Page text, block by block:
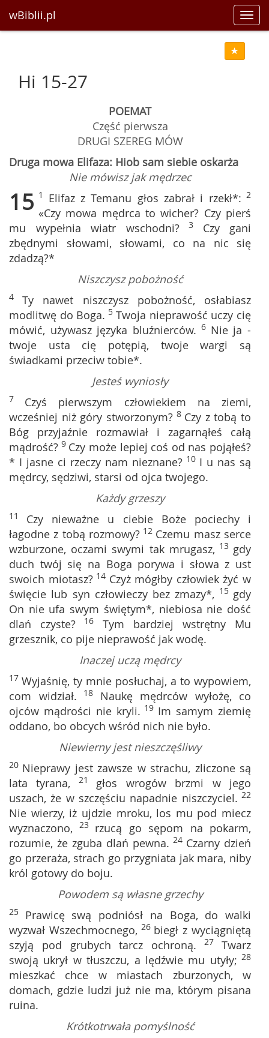
wBiblii.pl
Hi 15-27
POEMAT
Część pierwsza
DRUGI SZEREG MÓW
Druga mowa Elifaza: Hiob sam siebie oskarża
Nie mówisz jak mędrzec
15 1 Elifaz z Temanu głos zabrał i rzekł*: 2
«Czy mowa mędrca to wicher? Czy pierś
mu wypełnia wiatr wschodni?3 Czy gani
zbędnymi słowami, słowami, co na nic się
zdadzą?*
Niszczysz pobożność
4Ty nawet niszczysz pobożność, osłabiasz
modlitwę do Boga. 5 Twoja nieprawość uczy cię
mówić, używasz języka bluźnierców. 6 Nie ja -
twoje usta cię potępią, twoje wargi są
świadkami przeciw tobie*.
Jesteś wyniosły
7 Czyś pierwszym człowiekiem na ziemi,
wcześniej niż góry stworzonym?8 Czy z tobą to
Bóg przyjaźnie rozmawiał i zagarnąłeś całą
mądrość? 9 Czy może lepiej coś od nas pojąłeś?
* I jasne ci rzeczy nam nieznane? 10 I u nas są
mędrcy, sędziwi, starsi od ojca twojego.
Każdy grzeszy
11 Czy nieważne u ciebie Boże pociechy i
łagodne z tobą rozmowy?12 Czemu masz serce
wzburzone, oczami swymi tak mrugasz, 13 gdy
duch twój się na Boga porywa i słowa z ust
swoich miotasz?14 Czyż mógłby człowiek żyć w
święcie lub syn człowieczy bez zmazy*, 15 gdy
On nie ufa swym świętym*, niebiosa nie dość
dlań czyste? 16 Tym bardziej wstrętny Mu
grzesznik, co pije nieprawość jak wodę.
Inaczej uczą mędrcy
17 Wyjaśnię, ty mnie posłuchaj, a to wypowiem,
com widział. 18 Naukę mędrców wyłożę, co
ojców mądrości nie kryli. 19 Im samym ziemię
oddano, bo obcych wśród nich nie było.
Niewierny jest nieszczęśliwy
20 Nieprawy jest zawsze w strachu, zliczone są
lata tyrana, 21 głos wrogów brzmi w jego
uszach, że w szczęściu napadnie niszczyciel. 22
Nie wierzy, iż ujdzie mroku, los mu pod miecz
wyznaczono, 23 rzucą go sępom na pokarm,
rozumie, że zguba dlań pewna. 24 Czarny dzień
go przeraża, strach go przygniata jak mara, niby
król gotowy do boju.
Powodem są własne grzechy
25 Prawicę swą podniósł na Boga, do walki
wyzwał Wszechmocnego, 26 biegł z wyciągniętą
szyją pod grubych tarcz ochroną. 27Twarz
swoją ukrył w tłuszczu, a lędźwie mu utyły; 28
mieszkać chce w miastach zburzonych, w
domach, gdzie ludzi już nie ma, którym pisana
ruina.
Krótkotrwała pomyślność